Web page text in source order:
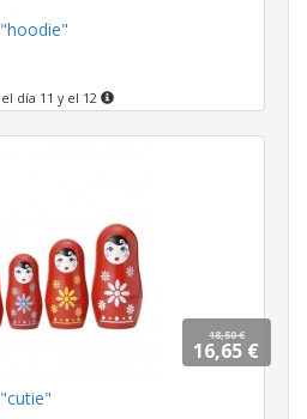
día 11 y el 12
18,50 €
16,65 €